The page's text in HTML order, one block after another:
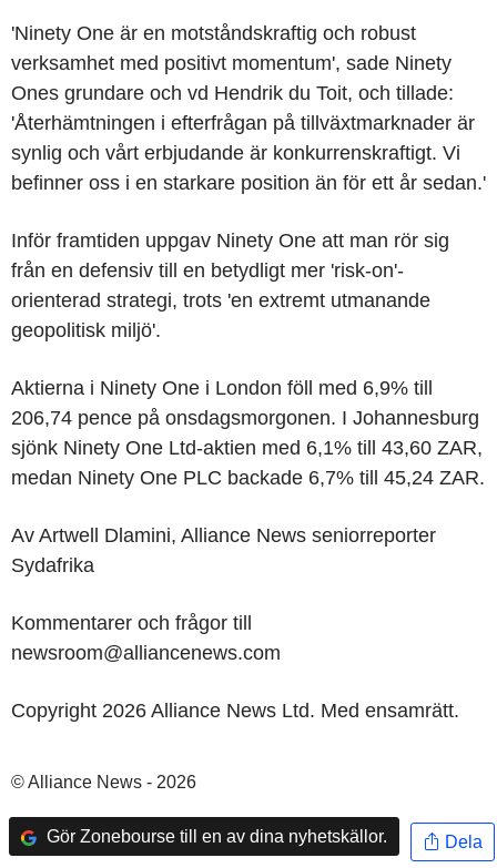
'Ninety One är en motståndskraftig och robust
verksamhet med positivt momentum', sade Ninety
Ones grundare och vd Hendrik du Toit, och tillade:
'Återhämtningen i efterfrågan på tillväxtmarknader är
synlig och vårt erbjudande är konkurrenskraftigt. Vi
befinner oss i en starkare position än för ett år sedan.'
Inför framtiden uppgav Ninety One att man rör sig
från en defensiv till en betydligt mer 'risk-on'-
orienterad strategi, trots 'en extremt utmanande
geopolitisk miljö'.
Aktierna i Ninety One i London föll med 6,9% till
206,74 pence på onsdagsmorgonen. I Johannesburg
sjönk Ninety One Ltd-aktien med 6,1% till 43,60 ZAR,
medan Ninety One PLC backade 6,7% till 45,24 ZAR.
Av Artwell Dlamini, Alliance News seniorreporter
Sydafrika
Kommentarer och frågor till
newsroom@alliancenews.com
Copyright 2026 Alliance News Ltd. Med ensamrätt.
© Alliance News - 2026
Gör Zonebourse till en av dina nyhetskällor. Dela